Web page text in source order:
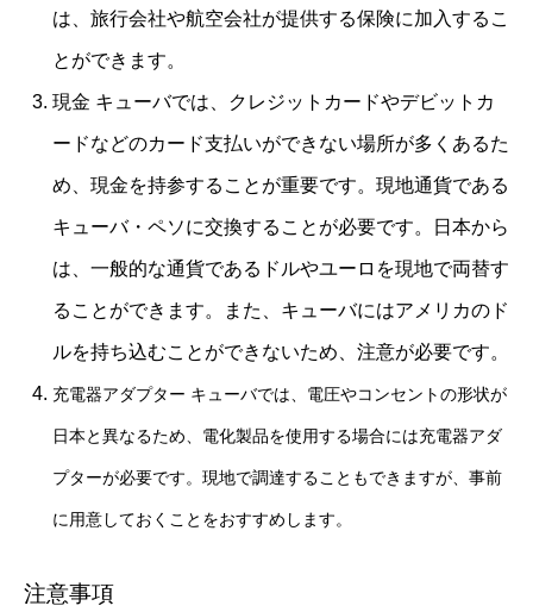
は、旅行会社や航空会社が提供する保険に加入するこ
とができます。
現金 キューバでは、クレジットカードやデビットカ
ードなどのカード支払いができない場所が多くあるた
め、現金を持参することが重要です。現地通貨である
キューバ・ペソに交換することが必要です。日本から
は、一般的な通貨であるドルやユーロを現地で両替す
ることができます。また、キューバにはアメリカのド
ルを持ち込むことができないため、注意が必要です。
充電器アダプター キューバでは、電圧やコンセントの形状が
日本と異なるため、電化製品を使用する場合には充電器アダ
プターが必要です。現地で調達することもできますが、事前
に用意しておくことをおすすめします。
注意事項